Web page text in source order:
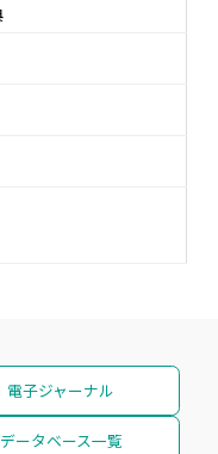
電子ジャーナル
データベース一覧